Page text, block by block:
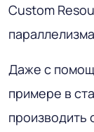
Custom
Даже с
примере в
производить